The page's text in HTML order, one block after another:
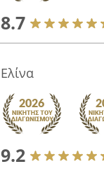
8.7
Ελίνα
9.2